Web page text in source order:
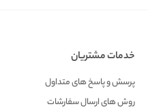
خدمات مشتریان
پرسش و پاسخ های متداول
روش های ارسال سفارشات